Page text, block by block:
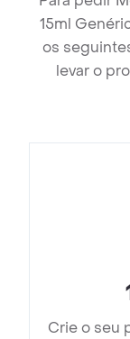
15ml
os
levar o
Crie o seu